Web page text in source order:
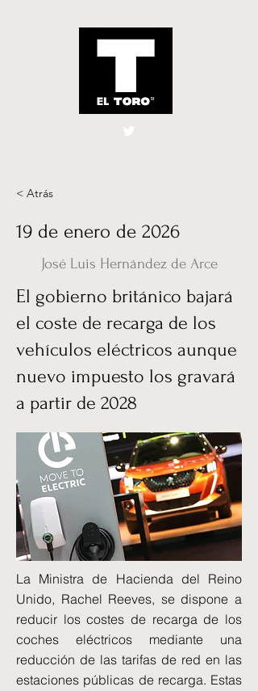
El Toro España
< Atrás
19 de enero de 2026
José Luis Hernández de Arce
El gobierno británico bajará
el coste de recarga de los
vehículos eléctricos aunque
nuevo impuesto los gravará
a partir de 2028
La Ministra de Hacienda del Reino
Unido, Rachel Reeves, se dispone a
reducir los costes de recarga de los
coches eléctricos mediante una
reducción de las tarifas de red en las
estaciones públicas de recarga. Estas